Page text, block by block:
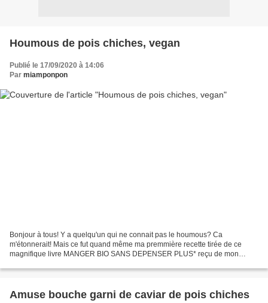
Houmous de pois chiches, vegan
Publié le 17/09/2020 à 14:06
Par miamponpon
Bonjour à tous! Y a quelqu'un qui ne connait pas le houmous? Ca
m'étonnerait! Mais ce fut quand même ma premmière recette tirée de ce
magnifique livre MANGER BIO SANS DEPENSER PLUS* reçu de mon
Amuse bouche garni de caviar de pois chiches